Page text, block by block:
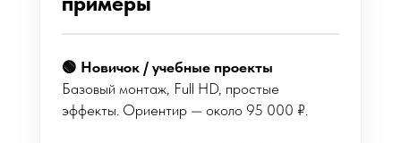
🟢 Новичок / учебные проекты
Базовый монтаж, Full HD, простые
эффекты. Ориентир — около 95 000 ₽.